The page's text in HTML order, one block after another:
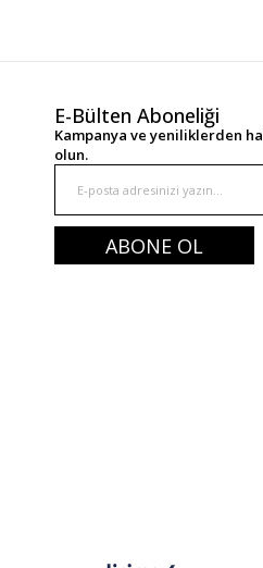
E-Bülten Aboneliği
Kampanya ve yeniliklerden
olun.
ABONE OL